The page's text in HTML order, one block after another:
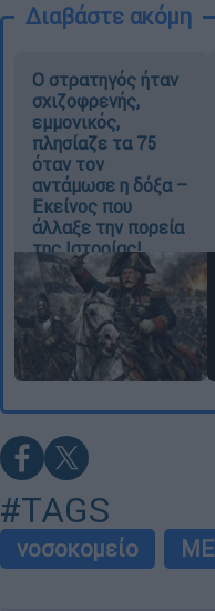
Διαβάστε ακόμη
O στρατηγός ήταν
σχιζοφρενής,
εμμονικός,
πλησίαζε τα 75
όταν τον
αντάμωσε η δόξα –
Εκείνος που
άλλαξε την πορεία
της Ιστορίας!
#TAGS
νοσοκομείο